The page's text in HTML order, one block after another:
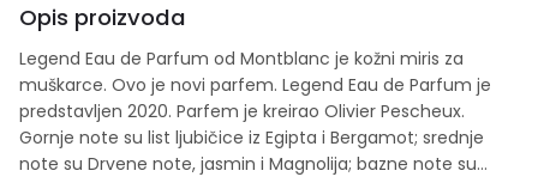
Opis proizvoda
Legend Eau de Parfum od Montblanc je kožni miris za
muškarce. Ovo je novi parfem. Legend Eau de Parfum je
predstavljen 2020. Parfem je kreirao Olivier Pescheux.
Gornje note su list ljubičice iz Egipta i Bergamot; srednje
note su Drvene note, jasmin i Magnolija; bazne note su